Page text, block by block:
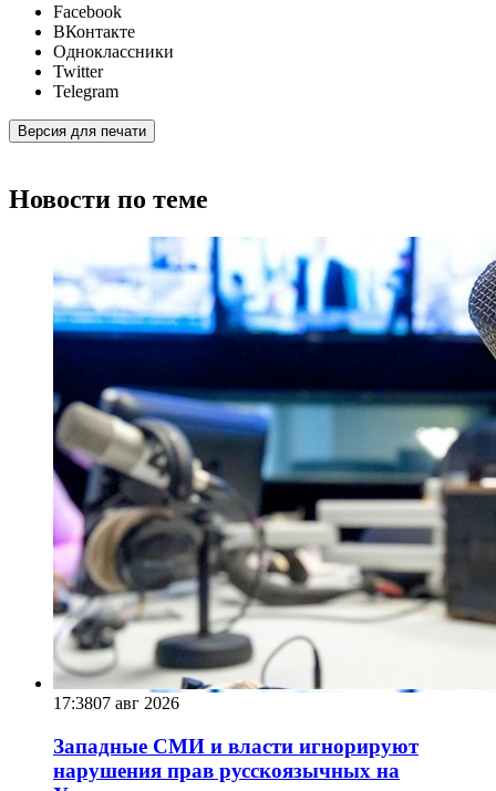
Facebook
ВКонтакте
Одноклассники
Twitter
Telegram
Версия для печати
Новости по теме
17:3807 авг 2026
Западные СМИ и власти игнорируют
нарушения прав русскоязычных на